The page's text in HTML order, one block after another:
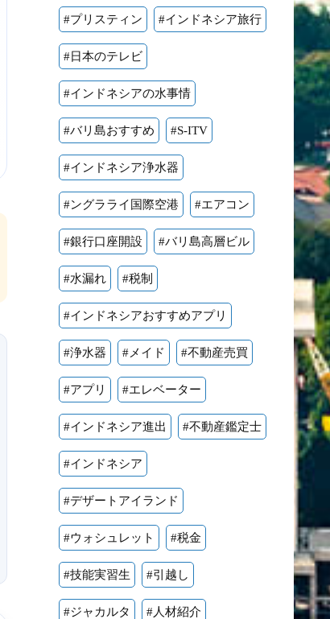
#プリスティン #インドネシア旅行
#日本のテレビ
#インドネシアの水事情
#バリ島おすすめ #S-ITV
#インドネシア浄水器
#ングラライ国際空港 #エアコン
#銀行口座開設 #バリ島高層ビル
#水漏れ #税制
#インドネシアおすすめアプリ
#浄水器 #メイド #不動産売買
#アプリ #エレベーター
#インドネシア進出 #不動産鑑定士
#インドネシア
#デザートアイランド
#ウォシュレット #税金
#技能実習生 #引越し
#ジャカルタ #人材紹介